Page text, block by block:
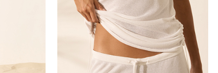
Добавить в корзину